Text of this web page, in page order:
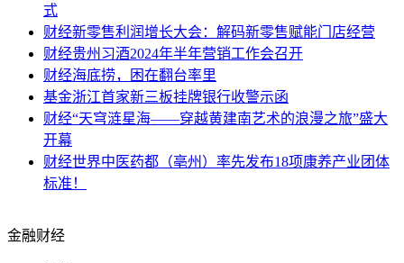
式
财经新零售利润增长大会：解码新零售赋能门店经营
财经贵州习酒2024年半年营销工作会召开
财经海底捞，困在翻台率里
基金浙江首家新三板挂牌银行收警示函
财经“天穹涟星海——穿越黄建南艺术的浪漫之旅”盛大
开幕
财经世界中医药都（亳州）率先发布18项康养产业团体
标准！
金融财经